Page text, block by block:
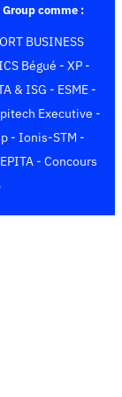
comme :
BUSINESS
Bégué - XP-
& ISG - ESME-
Executive -
- Ionis-STM -
- Concours